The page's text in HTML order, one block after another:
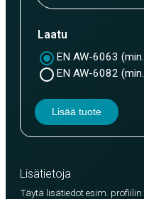
Laatu
EN AW-6063
EN AW-6082
Lisää tuote
Lisätietoja
Täytä lisätiedot esim.